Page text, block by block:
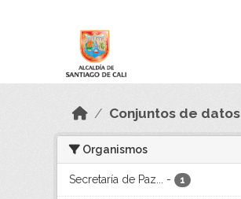
Conjuntos de datos
Organismos
Secretaría de Paz... - 1